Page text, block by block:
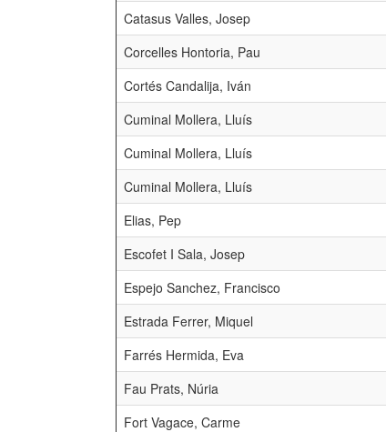
Catasus Valles, Josep
Corcelles Hontoria, Pau
Cortés Candalija, Iván
Cuminal Mollera, Lluís
Cuminal Mollera, Lluís
Cuminal Mollera, Lluís
Elias, Pep
Escofet I Sala, Josep
Espejo Sanchez, Francisco
Estrada Ferrer, Miquel
Farrés Hermida, Eva
Fau Prats, Núria
Fort Vagace, Carme